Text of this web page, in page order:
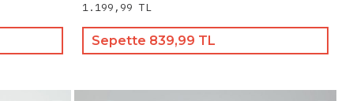
1.199,99 TL
Sepette 839,99 TL